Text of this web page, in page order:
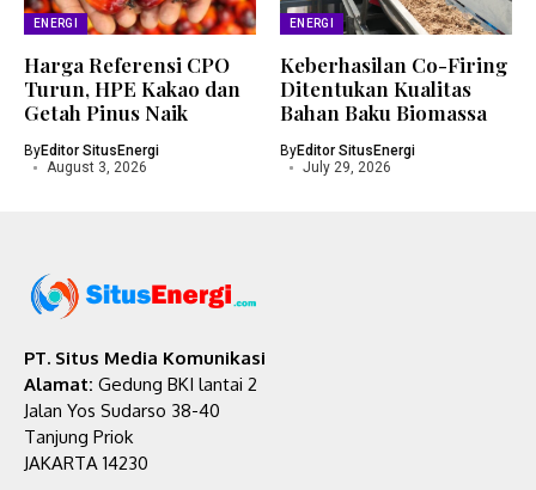
ENERGI
Harga Referensi CPO
Turun, HPE Kakao dan
Getah Pinus Naik
ByEditor SitusEnergi
August 3, 2026
ENERGI
Keberhasilan Co-Firing
Ditentukan Kualitas
Bahan Baku Biomassa
ByEditor SitusEnergi
July 29, 2026
PT. Situs Media Komunikasi
Alamat: Gedung BKI lantai 2
Jalan Yos Sudarso 38-40
Tanjung Priok
JAKARTA 14230